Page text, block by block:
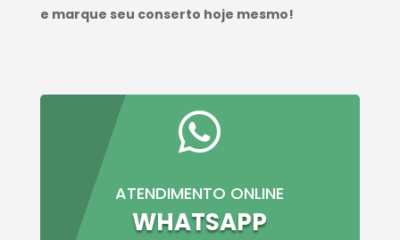
e marque seu conserto hoje mesmo!

ATENDIMENTO ONLINE
WHATSAPP